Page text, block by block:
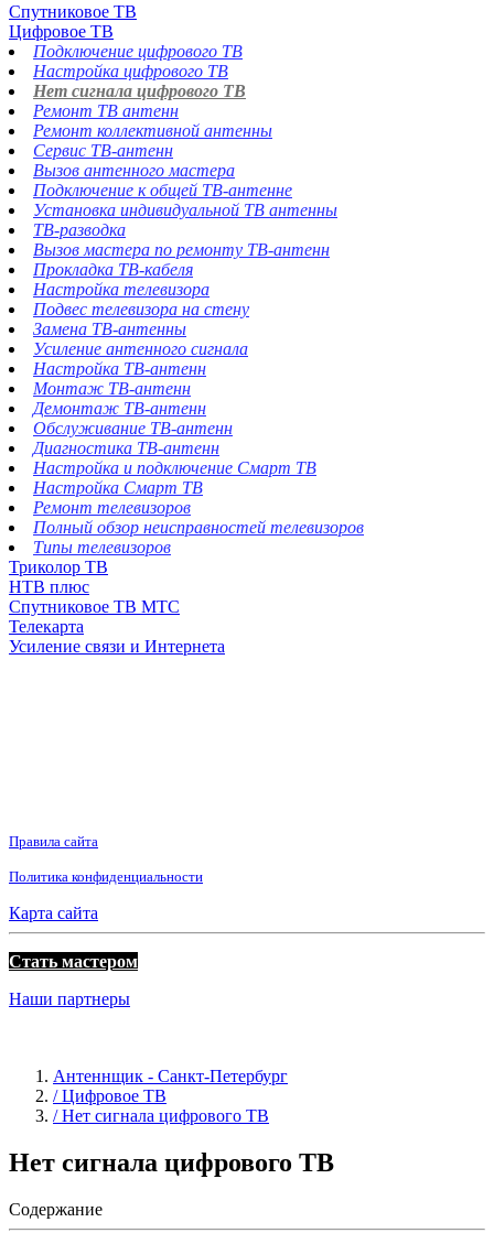
Спутниковое ТВ
Цифровое ТВ
Подключение цифрового ТВ
Настройка цифрового ТВ
Нет сигнала цифрового ТВ
Ремонт ТВ антенн
Ремонт коллективной антенны
Сервис ТВ-антенн
Вызов антенного мастера
Подключение к общей ТВ-антенне
Установка индивидуальной ТВ антенны
ТВ-разводка
Вызов мастера по ремонту ТВ-антенн
Прокладка ТВ-кабеля
Настройка телевизора
Подвес телевизора на стену
Замена ТВ-антенны
Усиление антенного сигнала
Настройка ТВ-антенн
Монтаж ТВ-антенн
Демонтаж ТВ-антенн
Обслуживание ТВ-антенн
Диагностика ТВ-антенн
Настройка и подключение Смарт ТВ
Настройка Смарт ТВ
Ремонт телевизоров
Полный обзор неисправностей телевизоров
Типы телевизоров
Триколор ТВ
НТВ плюс
Спутниковое ТВ МТС
Телекарта
Усиление связи и Интернета
Правила сайта
Политика конфиденциальности
Карта сайта
Стать мастером
Наши партнеры
Антеннщик - Санкт-Петербург
/ Цифровое ТВ
/ Нет сигнала цифрового ТВ
Нет сигнала цифрового ТВ
Содержание